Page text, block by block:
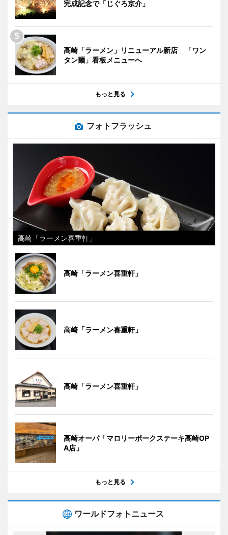
完成記念で「じぐろ京介」
高崎「ラーメン」リニューアル新店 「ワン
タン麺」看板メニューへ
もっと見る
フォトフラッシュ
高崎「ラーメン喜重軒」
高崎「ラーメン喜重軒」
高崎「ラーメン喜重軒」
高崎「ラーメン喜重軒」
高崎オーパ「マロリーポークステーキ高崎OP
A店」
もっと見る
ワールドフォトニュース